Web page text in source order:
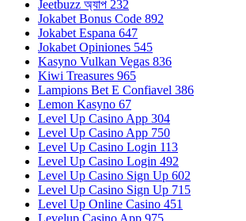
Jeetbuzz অ্যাপ 232
Jokabet Bonus Code 892
Jokabet Espana 647
Jokabet Opiniones 545
Kasyno Vulkan Vegas 836
Kiwi Treasures 965
Lampions Bet E Confiavel 386
Lemon Kasyno 67
Level Up Casino App 304
Level Up Casino App 750
Level Up Casino Login 113
Level Up Casino Login 492
Level Up Casino Sign Up 602
Level Up Casino Sign Up 715
Level Up Online Casino 451
Levelup Casino App 975